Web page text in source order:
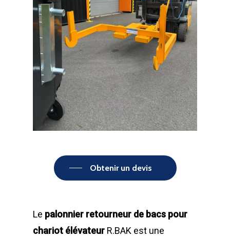
Obtenir un devis
Le palonnier retourneur de bacs pour
chariot élévateur R.BAK est une